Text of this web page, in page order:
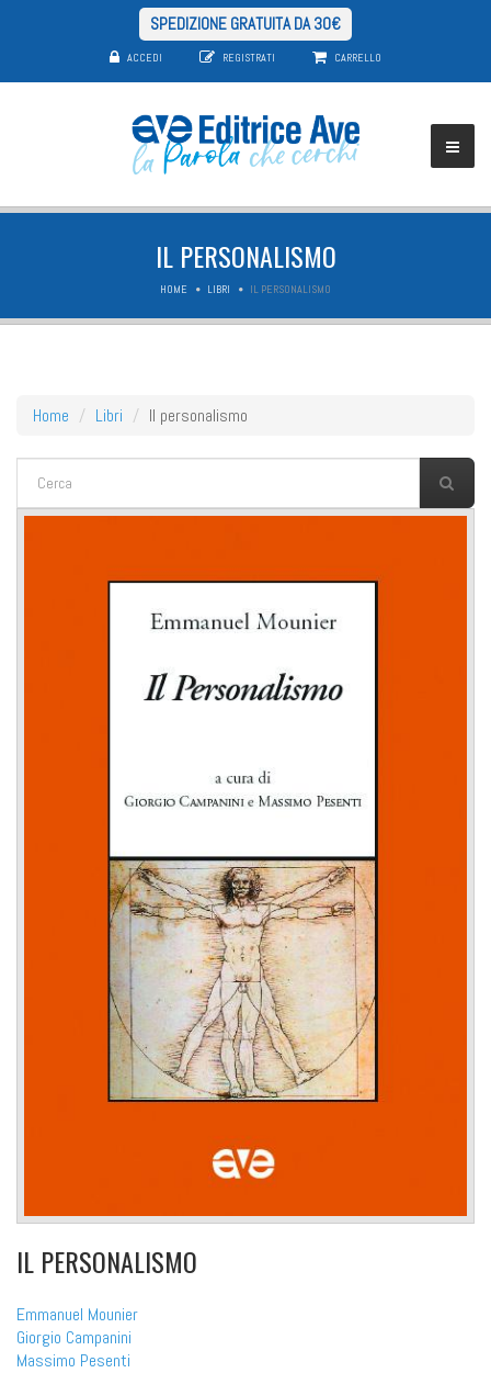
SPEDIZIONE GRATUITA DA 30€
ACCEDI REGISTRATI CARRELLO
IL PERSONALISMO
HOME LIBRI IL PERSONALISMO
Home Libri Il personalismo
FORM DI RICERCA
IL PERSONALISMO
Emmanuel Mounier
Giorgio Campanini
Massimo Pesenti